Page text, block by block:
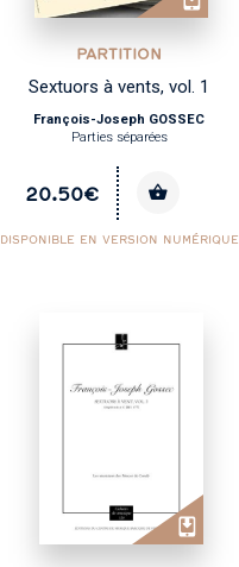
PARTITION
Sextuors à vents, vol. 1
François-Joseph GOSSEC
Parties séparées
20.50€
DISPONIBLE EN VERSION NUMÉRIQUE